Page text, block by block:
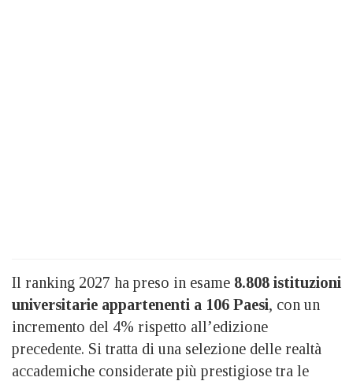
Il ranking 2027 ha preso in esame 8.808 istituzioni
universitarie appartenenti a 106 Paesi, con un
incremento del 4% rispetto all’edizione
precedente. Si tratta di una selezione delle realtà
accademiche considerate più prestigiose tra le